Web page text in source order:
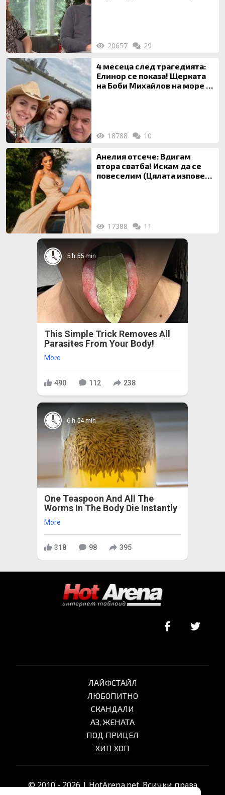
20657 29
4 месеца след трагедията:
Елинор се показа! Щерката
на Боби Михайлов на море с
18788 10
Анелия отсече: Вдигам
втора сватба! Искам да се
повеселим (Цялата изповед
17388 11
5 h 55 min
This Simple Trick Removes All
Parasites From Your Body!
More
490 112 238
6 h 54 min
One Teaspoon And All The
Worms In The Body Die Instantly
More
318 98 395
ЛАЙФСТАЙЛ
ЛЮБОПИТНО
СКАНДАЛИ
АЗ, ЖЕНАТА
ПОД ПРИЦЕЛ
ХИП ХОП
© 2010 - 2026 | HotArena.net. Всички права